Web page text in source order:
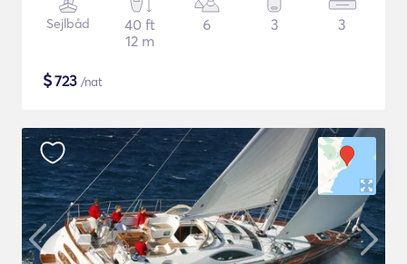
Sejlbåd
40 ft
12 m
6 3 3
$723 /nat